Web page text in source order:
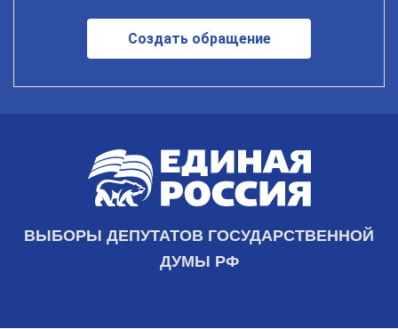
Создать обращение
ВЫБОРЫ ДЕПУТАТОВ ГОСУДАРСТВЕННОЙ
ДУМЫ РФ